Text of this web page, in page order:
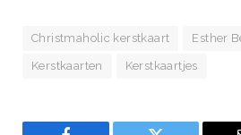
Christmaholic kerstkaart Esther
Kerstkaarten Kerstkaartjes